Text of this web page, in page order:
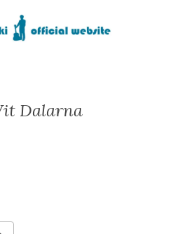
Dalarna